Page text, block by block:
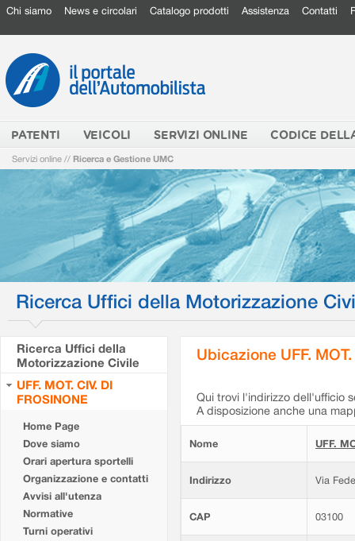
Chi siamo News e circolari Catalogo prodotti Assistenza Contatti
PATENTI VEICOLI SERVIZI ONLINE CODICE
Servizi online // Ricerca e Gestione UMC
Ricerca Uffici della Motorizzazione
Ricerca Uffici della
Motorizzazione Civile
UFF. MOT. CIV. DI
FROSINONE
Home Page
Dove siamo
Orari apertura sportelli
Organizzazione e contatti
Avvisi all'utenza
Normative
Turni operativi
Ubicazione UFF.
Qui trovi l'indirizzo dell'ufficio
A disposizione anche una
Nome UFF.
Indirizzo Via
CAP 03100